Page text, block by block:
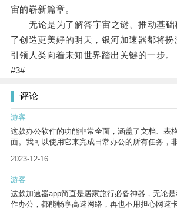
宙的崭新篇章。
无论是为了解答宇宙之谜、推动基础
了创造更美好的明天，银河加速器都将扮
引领人类向着未知世界踏出关键的一步。
#3#
评论
游客
这款办公软件的功能非常全面，涵盖了文档、表
面。我可以使用它来完成日常办公的所有任务，非
2023-12-16
游客
这款加速器app简直是居家旅行必备神器，无论
作办公，都能畅享高速网络，再也不用担心网速卡